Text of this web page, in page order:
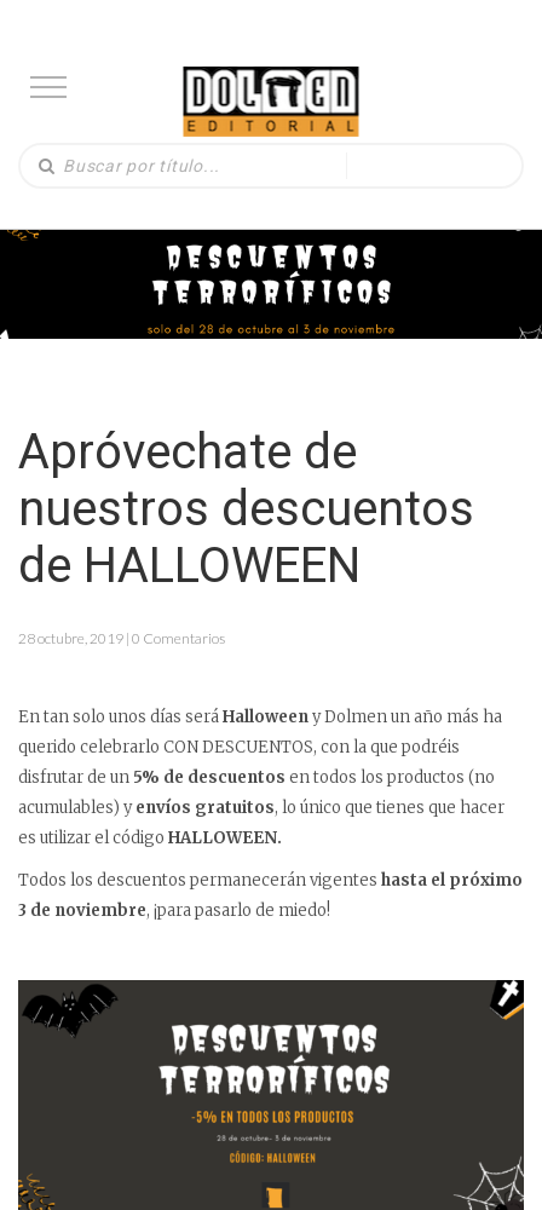
Apróvechate de
nuestros descuentos
de HALLOWEEN
28 octubre, 2019 | 0 Comentarios
En tan solo unos días seráHalloweeny Dolmen un año más ha
querido celebrarlo CON DESCUENTOS, con la que podréis
disfrutar de un 5% de descuentos en todos los productos (no
acumulables) yenvíos gratuitos, lo único que tienes que hacer
es utilizar el código HALLOWEEN.
Todos los descuentos permanecerán vigentes hasta el próximo
3 de noviembre, ¡para pasarlo de miedo!